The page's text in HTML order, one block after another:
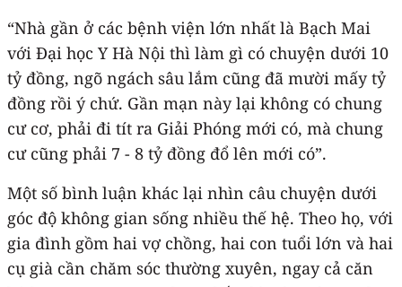
“Nhà gần ở các bệnh viện lớn nhất là Bạch Mai
với Đại học Y Hà Nội thì làm gì có chuyện dưới 10
tỷ đồng, ngõ ngách sâu lắm cũng đã mười mấy tỷ
đồng rồi ý chứ. Gần mạn này lại không có chung
cư cơ, phải đi tít ra Giải Phóng mới có, mà chung
cư cũng phải 7 - 8 tỷ đồng đổ lên mới có”.
Một số bình luận khác lại nhìn câu chuyện dưới
góc độ không gian sống nhiều thế hệ. Theo họ, với
gia đình gồm hai vợ chồng, hai con tuổi lớn và hai
cụ già cần chăm sóc thường xuyên, ngay cả căn